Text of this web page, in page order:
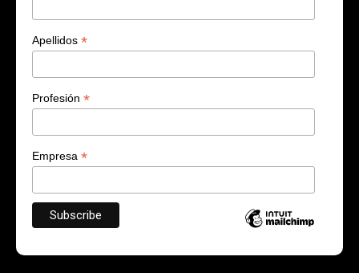
Apellidos *
Profesión *
Empresa *